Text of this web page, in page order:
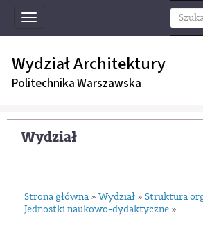
Toggle
navigation
Wydział Architektury
Politechnika Warszawska
Wydział
Strona główna » Wydział » Struktura
Jednostki naukowo-dydaktyczne »